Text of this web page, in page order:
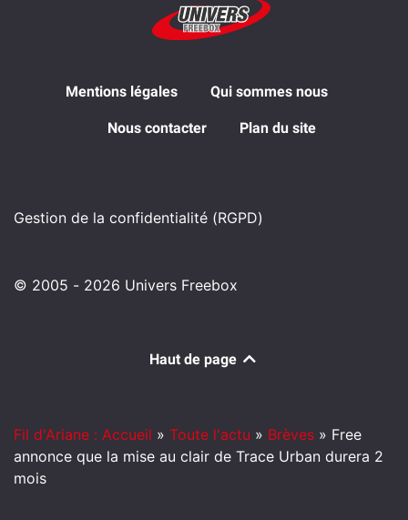
Mentions légales Qui sommes nous
Nous contacter Plan du site
Gestion de la confidentialité (RGPD)
© 2005 - 2026 Univers Freebox
Haut de page
Fil d'Ariane : Accueil » Toute l'actu » Brèves » Free
annonce que la mise au clair de Trace Urban durera 2
mois